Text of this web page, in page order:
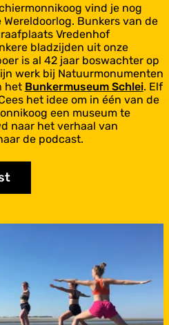
vind je nog
Bunkers van de
Vredenhof
bladzijden uit onze
is al 42 jaar boswachter op
werk bij Natuurmonumenten
het Bunkermuseum Schlei. Elf
het idee om in één van de
een museum te
naar het verhaal van
de podcast.